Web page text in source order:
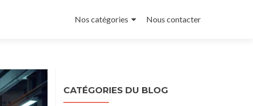
au
Nos catégories Nous contacter
CATÉGORIES DU BLOG